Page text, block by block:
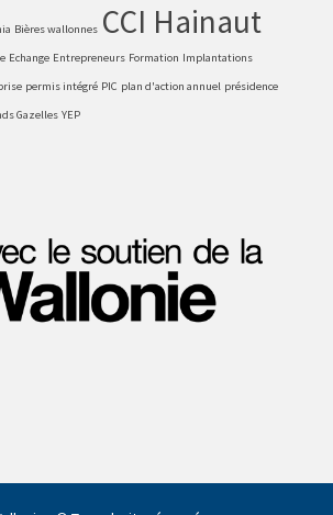
Bières wallonnes CCI Hainaut
Echange Entrepreneurs Formation Implantations
permis intégré PIC plan d'action annuel présidence
Gazelles YEP